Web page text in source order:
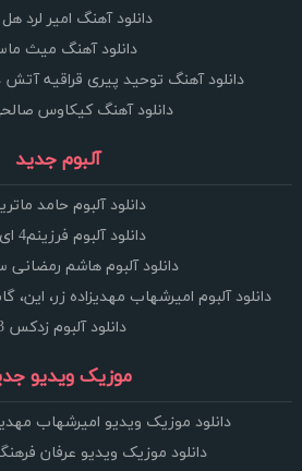
دانلود آهنگ امیر لرد هل
دانلود آهنگ میث
دانلود آهنگ توحید پیری قراقیه
دانلود آهنگ کیکاوس
آلبوم جدید
دانلود آلبوم حامد
دانلود آلبوم فرزینم4 ای ام 4
دانلود آلبوم هاشم
دانلود آلبوم امیرشهاب مهدیزاده زر،
دانلود آلبوم زدکس 13
موزیک ویدیو
دانلود موزیک ویدیو امیرشهاب
دانلود موزیک ویدیو عرفان